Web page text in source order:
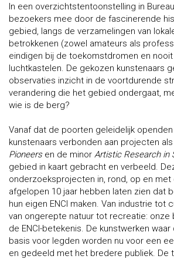
In een overzichtstentoonstelling in
bezoekers mee door de fascinerende
gebied, langs de verzamelingen van
betrokkenen (zowel amateurs als
eindigen bij de toekomstdromen en
luchtkastelen. De gekozen kunstenaars
observaties inzicht in de voortdurende
verandering die het gebied ondergaat,
wie is de berg?
Vanaf dat de poorten geleidelijk
kunstenaars verbonden aan projecten als
Pioneersen de minor Artistic Research in
gebied in kaart gebracht en verbeeld.
onderzoeksprojecten in, rond, op en met
afgelopen 10 jaar hebben laten zien dat
hun eigen ENCI maken. Van industrie tot
van ongerepte natuur tot recreatie:
de ENCI-betekenis. De kunstwerken
basis voor legden worden nu voor een
en gedeeld met het bredere publiek. De